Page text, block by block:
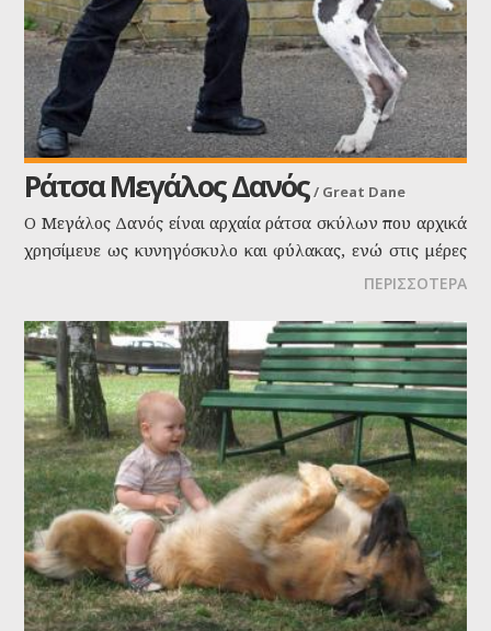
Ράτσα Μεγάλος Δανός /Great Dane
O Μεγάλος Δανός είναι αρχαία ράτσα σκύλων που αρχικά
χρησίμευε ως κυνηγόσκυλο και φύλακας, ενώ στις μέρες
μας είναι ο σύντροφος και προστάτης της οικογένειας.
ΠΕΡΙΣΣΟΤΕΡΑ